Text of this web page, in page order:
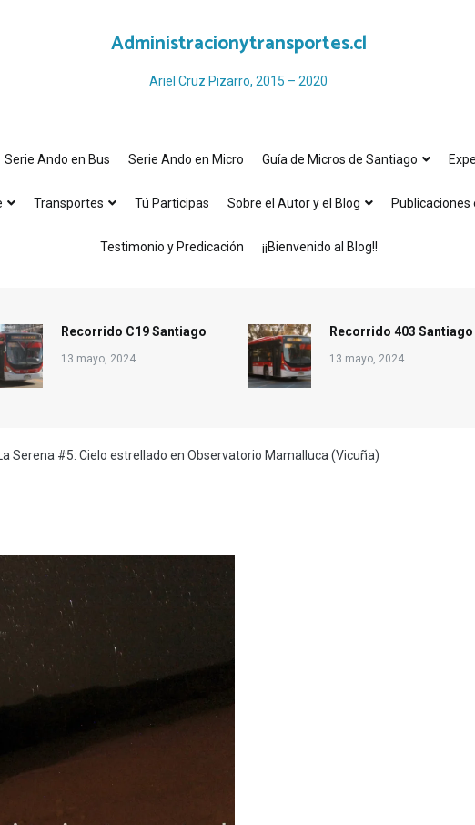
Administracionytransportes.cl
Ariel Cruz Pizarro, 2015 – 2020
Serie Ando en Bus Serie Ando en Micro Guía de Micros de Santiago
Transportes Tú Participas Sobre el Autor y el Blog
Testimonio y Predicación ¡¡Bienvenido al Blog!!
Recorrido C19 Santiago
13 mayo, 2024
Recorrido 403 Santiago
13 mayo, 2024
Serena #5: Cielo estrellado en Observatorio Mamalluca (Vicuña)